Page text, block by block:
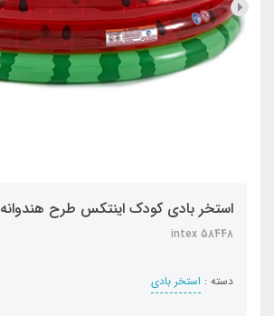
استخر بادی کودک اینتکس طرح هندوانه
intex 58448
دسته : استخر بادی